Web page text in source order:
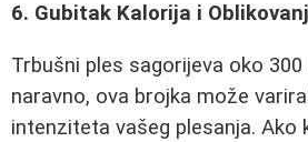
6. Gubitak Kalorija i
Trbušni ples sagorijeva oko
naravno, ova brojka može
intenziteta vašeg plesanja. Ako